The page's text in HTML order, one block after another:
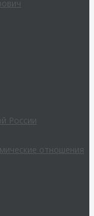
России
отношения